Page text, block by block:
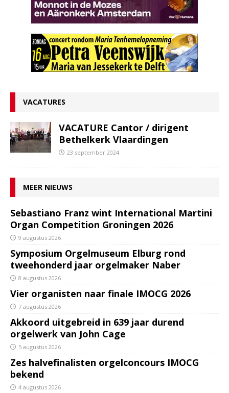
VACATURES
VACATURE Cantor / dirigent
Bethelkerk Vlaardingen
23 september 2024
MEER NIEUWS
Sebastiano Franz wint International Martini
Organ Competition Groningen 2026
9 augustus 2026
Symposium Orgelmuseum Elburg rond
tweehonderd jaar orgelmaker Naber
8 augustus 2026
Vier organisten naar finale IMOCG 2026
7 augustus 2026
Akkoord uitgebreid in 639 jaar durend
orgelwerk van John Cage
5 augustus 2026
Zes halvefinalisten orgelconcours IMOCG
bekend
4 augustus 2026